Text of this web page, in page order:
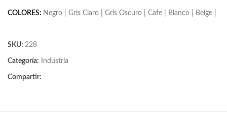
COLORES: Negro | Gris Claro | Gris Oscuro | Cafe | Blanco | Beige |
SKU: 228
Categoría: Industria
Compartir: